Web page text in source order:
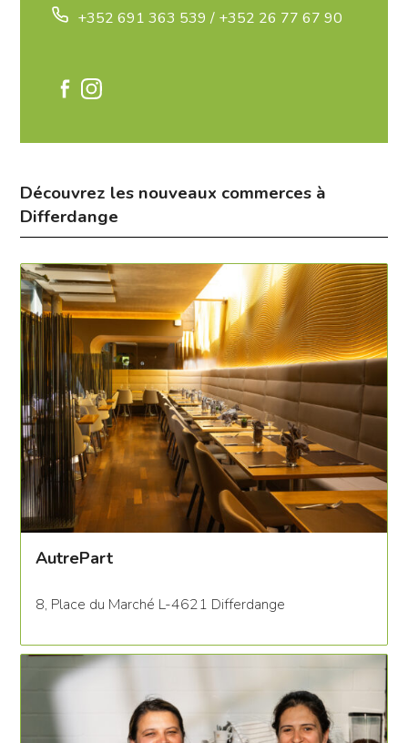
+352 691 363 539 / +352 26 77 67 90
Découvrez les nouveaux commerces à
Differdange
AutrePart
8, Place du Marché L-4621 Differdange